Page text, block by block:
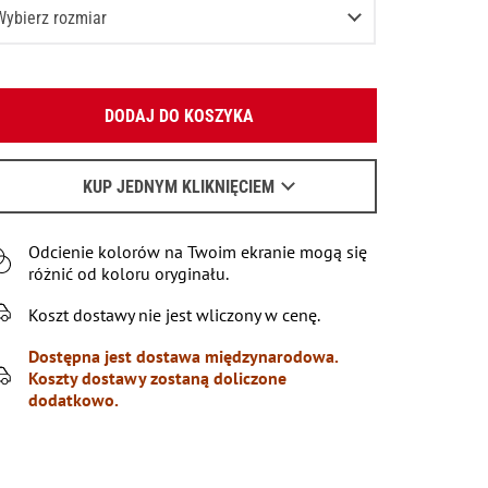
Wybierz rozmiar
Pozostała ostatnia pozycja
6 (105-115 СМ) Poinformuj o dostępności
7 (116-122 СМ) Poinformuj o dostępności
10 (129-140 СМ) Poinformuj o dostępności
12 (141-146 СМ) Poinformuj o dostępności
DODAJ DO KOSZYKA
KUP JEDNYM KLIKNIĘCIEM
swój adres e-mail:
czekać na e-mail - przeczytajtu.
Odcienie kolorów na Twoim ekranie mogą się
różnić od koloru oryginału.
Koszt dostawy nie jest wliczony w cenę.
Dostępna jest dostawa międzynarodowa.
Koszty dostawy zostaną doliczone
dodatkowo.